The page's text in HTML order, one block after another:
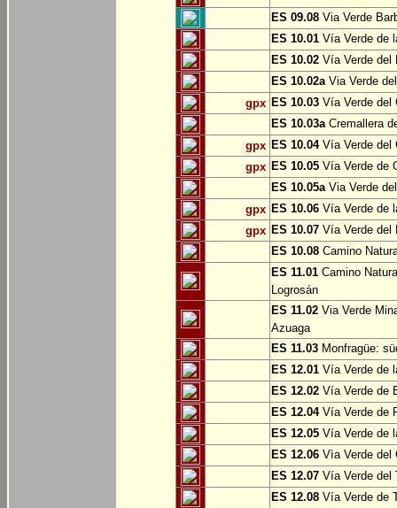
ES 09.08 Via Verde
ES 10.01 Vía Verde de
ES 10.02 Vía Verde del
ES 10.02aVia Verde
gpx ES 10.03 Vía Verde del
ES 10.03aCremallera
gpx ES 10.04Vía Verde del
gpx ES 10.05 Vía Verde de
ES 10.05aVia Verde
gpx ES 10.06 Vía Verde de
gpx ES 10.07 Vía Verde del
ES 10.08 Camino
ES 11.01 Camino
Logrosán
ES 11.02 Via Verde
Azuaga
ES 11.03 Monfragüe:
ES 12.01 Vía Verde de
ES 12.02 Vía Verde de
ES 12.04Vía Verde de
ES 12.05 Vía Verde de
ES 12.06 Vìa Verde del
ES 12.07 Vía Verde del
ES 12.08 Vía Verde de